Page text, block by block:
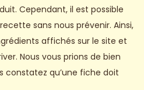
. Cependant, il est possible
sans nous prévenir. Ainsi,
affichés sur le site et
Nous vous prions de bien
constatez qu’une fiche doit